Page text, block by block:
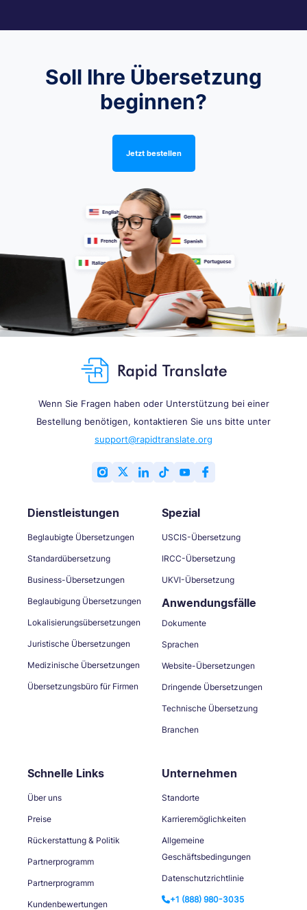
Soll Ihre Übersetzung
beginnen?
Jetzt bestellen
Wenn Sie Fragen haben oder Unterstützung bei einer
Bestellung benötigen, kontaktieren Sie uns bitte unter
support@rapidtranslate.org
Dienstleistungen
Beglaubigte Übersetzungen
Standardübersetzung
Business-Übersetzungen
Beglaubigung Übersetzungen
Lokalisierungsübersetzungen
Juristische Übersetzungen
Medizinische Übersetzungen
Übersetzungsbüro für Firmen
Spezial
USCIS-Übersetzung
IRCC-Übersetzung
UKVI-Übersetzung
Anwendungsfälle
Dokumente
Sprachen
Website-Übersetzungen
Dringende Übersetzungen
Technische Übersetzung
Branchen
Schnelle Links
Über uns
Preise
Rückerstattung & Politik
Partnerprogramm
Partnerprogramm
Kundenbewertungen
Unternehmen
Standorte
Karrieremöglichkeiten
Allgemeine
Geschäftsbedingungen
Datenschutzrichtlinie
+1 (888) 980-3035